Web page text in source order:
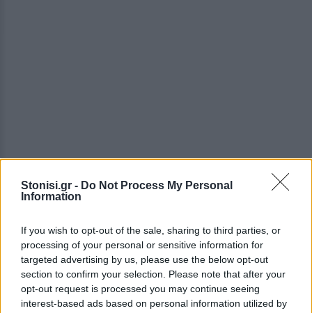
Stonisi.gr - Do Not Process My Personal
Information
If you wish to opt-out of the sale, sharing to third parties, or
processing of your personal or sensitive information for
targeted advertising by us, please use the below opt-out
section to confirm your selection. Please note that after your
opt-out request is processed you may continue seeing
interest-based ads based on personal information utilized by
Το πρόγραμμα έχει διαμορφωθεί έτσι ώστε να
μπορεί ο κάθε ενδιαφερόμενος να παρακολουθήσει
εργαστήρι και στους τρεις κύκλους.
Την πρώτη μέρα (22 Αυγούστου ) θα
συγκεντρωθούμε όλοι στην αίθουσα της
Πολιτιστικής της Βατούσας , στις 11πμ , όπου θα
δοθούν οδηγίες.